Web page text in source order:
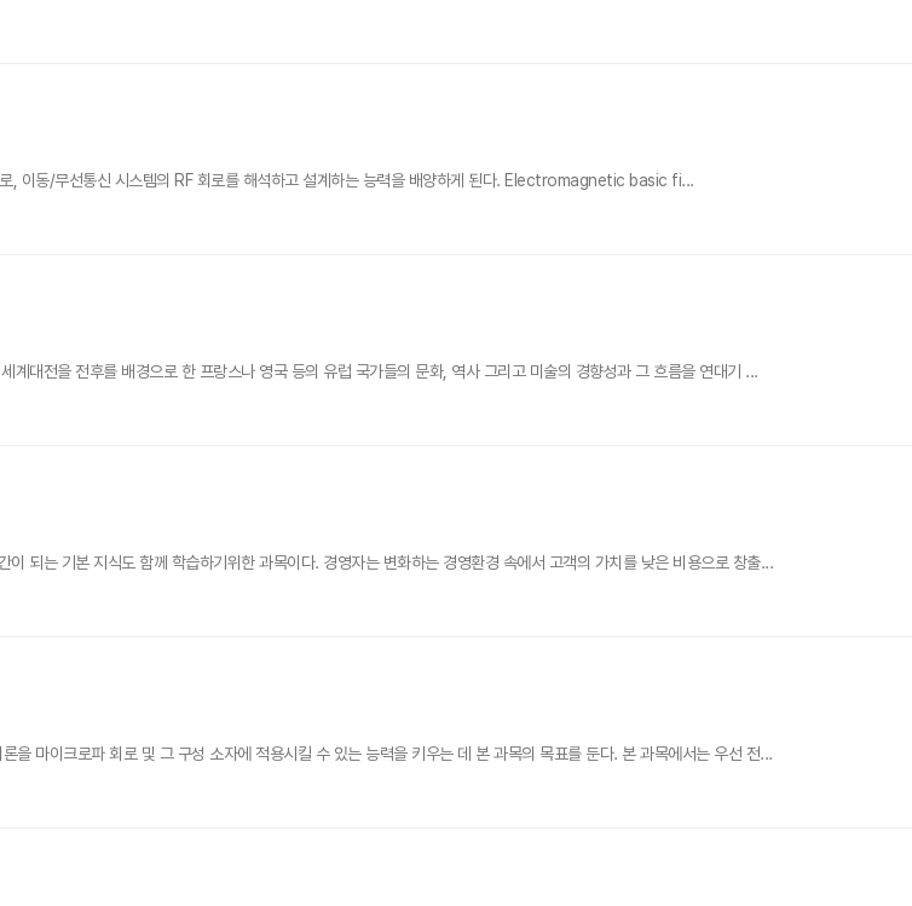
, 이동/무선통신 시스템의 RF 회로를 해석하고 설계하는 능력을 배양하게 된다. Electromagnetic basic fi...
대전을 전후를 배경으로 한 프랑스나 영국 등의 유럽 국가들의 문화, 역사 그리고 미술의 경향성과 그 흐름을 연대기 ...
되는 기본 지식도 함께 학습하기위한 과목이다. 경영자는 변화하는 경영환경 속에서 고객의 가치를 낮은 비용으로 창출...
을 마이크로파 회로 및 그 구성 소자에 적용시킬 수 있는 능력을 키우는 데 본 과목의 목표를 둔다. 본 과목에서는 우선 전...